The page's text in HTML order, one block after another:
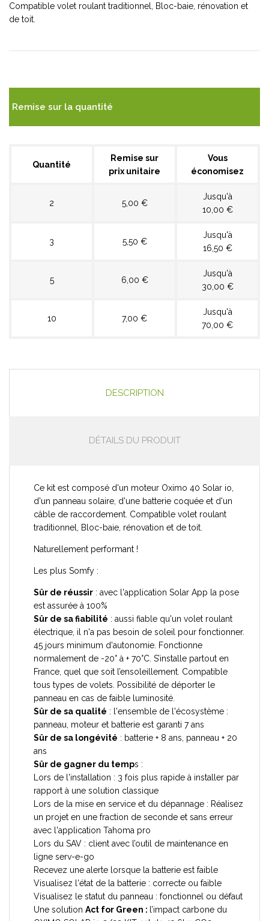
Compatible volet roulant traditionnel, Bloc-baie, rénovation et
de toit.
Remise sur la quantité
Quantité
Remise sur
prix unitaire
Vous
économisez
2 5,00 €
Jusqu'à
10,00 €
3 5,50 €
Jusqu'à
16,50 €
5 6,00 €
Jusqu'à
30,00 €
10 7,00 €
Jusqu'à
70,00 €
DESCRIPTION
DÉTAILS DU PRODUIT
Ce kit est composé d'un moteur Oximo 40 Solar io,
d'un panneau solaire, d'une batterie coquée et d'un
câble de raccordement. Compatible volet roulant
traditionnel, Bloc-baie, rénovation et de toit.
Naturellement performant !
Les plus Somfy :
Sûr de réussir : avec l'application Solar App la pose
est assurée à 100%
Sûr de sa fiabilité : aussi fiable qu'un volet roulant
électrique, il n'a pas besoin de soleil pour fonctionner.
45 jours minimum d'autonomie. Fonctionne
normalement de -20° à + 70°C. S’installe partout en
France, quel que soit l’ensoleillement. Compatible
tous types de volets. Possibilité de déporter le
panneau en cas de faible luminosité.
Sûr de sa qualité : l'ensemble de l'écosystème :
panneau, moteur et batterie est garanti 7 ans
Sûr de sa longévité : batterie + 8 ans, panneau + 20
ans
Sûr de gagner du temps :
Lors de l'installation : 3 fois plus rapide à installer par
rapport à une solution classique
Lors de la mise en service et du dépannage : Réalisez
un projet en une fraction de seconde et sans erreur
avec l'application Tahoma pro
Lors du SAV : client avec l’outil de maintenance en
ligne serv-e-go
Recevez une alerte lorsque la batterie est faible
Visualisez l'état de la batterie : correcte ou faible
Visualisez le statut du panneau : fonctionnel ou défaut
Une solution Act for Green : l’impact carbone du